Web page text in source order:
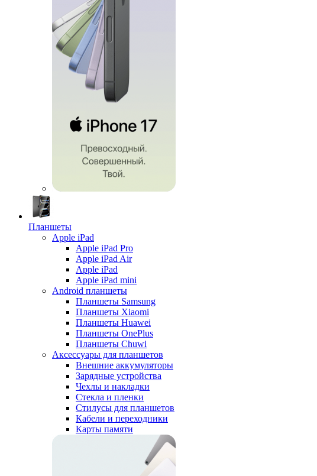
Планшеты
Apple iPad
Apple iPad Pro
Apple iPad Air
Apple iPad
Apple iPad mini
Android планшеты
Планшеты Samsung
Планшеты Xiaomi
Планшеты Huawei
Планшеты OnePlus
Планшеты Chuwi
Аксессуары для планшетов
Внешние аккумуляторы
Зарядные устройства
Чехлы и накладки
Стекла и пленки
Стилусы для планшетов
Кабели и переходники
Карты памяти